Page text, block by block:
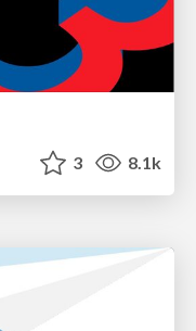
3 8.1k